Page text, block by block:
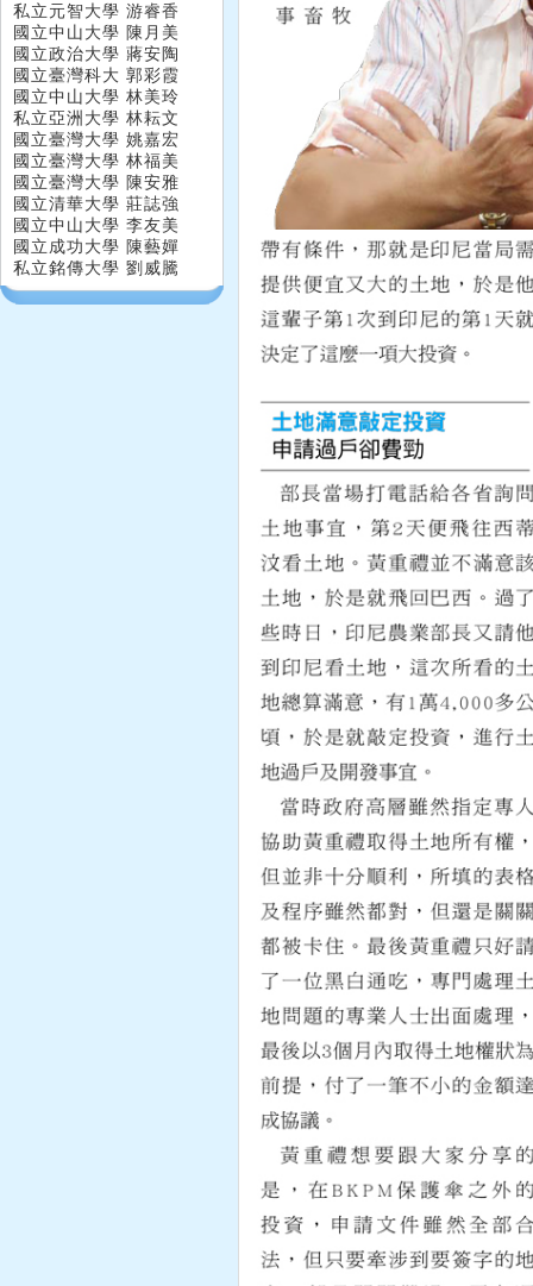
私立元智大學 游睿香
國立中山大學 陳月美
國立政治大學 蔣安陶
國立臺灣科大 郭彩霞
國立中山大學 林美玲
私立亞洲大學 林耘文
國立臺灣大學 姚嘉宏
國立臺灣大學 林福美
國立臺灣大學 陳安雅
國立清華大學 莊誌強
國立中山大學 李友美
國立成功大學 陳藝嬋
私立銘傳大學 劉威騰